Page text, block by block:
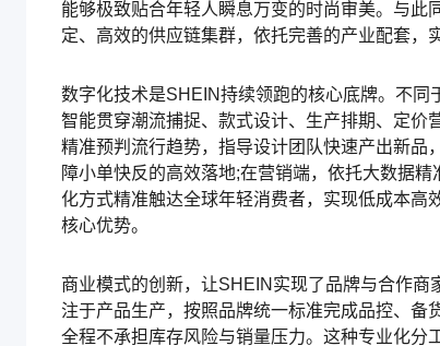
能够极致贴合年轻人瞬息万变的时尚审美。与
定、高效的供应链集群，依托完善的产业配套，
数字化技术是SHEIN持续领跑的核心底牌。不
智能贯穿潮流捕捉、款式设计、生产排期、定价
精准预判流行趋势，指导设计团队快速产出新品
障小单快反的高效落地;在营销端，依托大数据
化方式精准触达全球年轻消费者，实现低成本
核心优势。
商业模式的创新，让SHEIN实现了品牌与合作
注于产品生产，按照品牌统一标准完成品控、备
全程不承担库存风险与销量压力。这种专业化分